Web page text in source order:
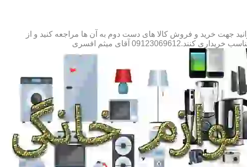
جهت خرید و فروش کالا های دست دوم به آن ها مراجعه کنید و از
آقای میثم افسری